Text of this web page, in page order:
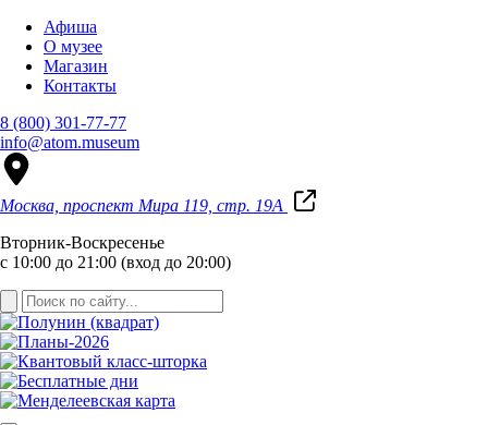
Афиша
О музее
Магазин
Контакты
8 (800) 301-77-77
info@atom.museum
Москва, проспект Мира 119, стр. 19А
Вторник-Воскресенье
с 10:00 до 21:00 (вход до 20:00)